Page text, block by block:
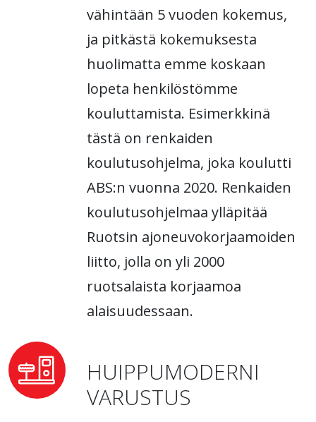
vähintään 5 vuoden kokemus,
ja pitkästä kokemuksesta
huolimatta emme koskaan
lopeta henkilöstömme
kouluttamista. Esimerkkinä
tästä on renkaiden
koulutusohjelma, joka koulutti
ABS:n vuonna 2020. Renkaiden
koulutusohjelmaa ylläpitää
Ruotsin ajoneuvokorjaamoiden
liitto, jolla on yli 2000
ruotsalaista korjaamoa
alaisuudessaan.
HUIPPUMODERNI
VARUSTUS